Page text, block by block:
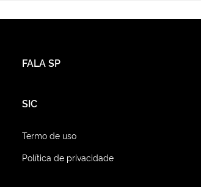
FALA SP
SIC
Termo de uso
Política de privacidade